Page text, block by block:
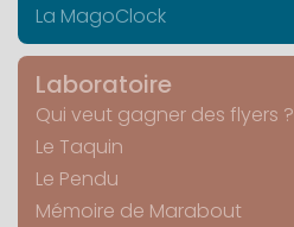
La MagoClock
Laboratoire
Qui veut gagner des flyers ?
Le Taquin
Le Pendu
Mémoire de Marabout